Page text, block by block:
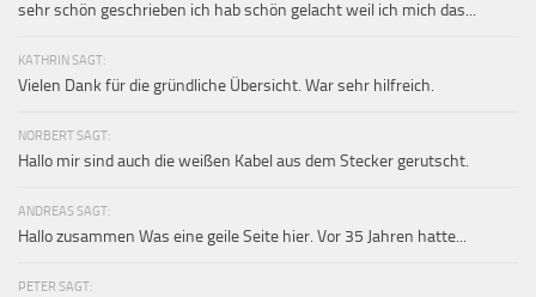
sehr schön geschrieben ich hab schön gelacht weil ich mich das...
KATHRIN SAGT:
Vielen Dank für die gründliche Übersicht. War sehr hilfreich.
NORBERT SAGT:
Hallo mir sind auch die weißen Kabel aus dem Stecker gerutscht.
ANDREAS SAGT:
Hallo zusammen Was eine geile Seite hier. Vor 35 Jahren hatte...
PETER SAGT: